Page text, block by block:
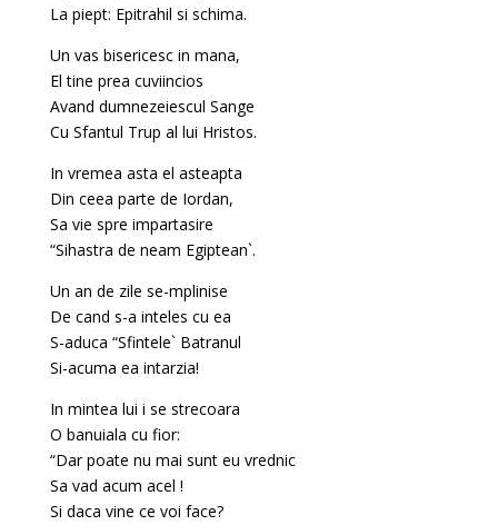
La piept: Epitrahil si schima.
Un vas bisericesc in mana,
El tine prea cuviincios
Avand dumnezeiescul Sange
Cu Sfantul Trup al lui Hristos.
In vremea asta el asteapta
Din ceea parte de Iordan,
Sa vie spre impartasire
“Sihastra de neam Egiptean`.
Un an de zile se-mplinise
De cand s-a inteles cu ea
S-aduca “Sfintele` Batranul
Si-acuma ea intarzia!
In mintea lui i se strecoara
O banuiala cu fior:
“Dar poate nu mai sunt eu vrednic
Sa vad acum acel !
Si daca vine ce voi face?